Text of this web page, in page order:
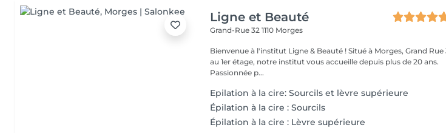
Ligne et Beauté
Grand-Rue 321110 Morges
Bienvenue à l'institut Ligne & Beauté ! Situé à Morges, Grand Rue 32
au 1er étage, notre institut vous accueille depuis plus de 20 ans.
Passionnée p...
Epilation à la cire: Sourcils et lèvre supérieure
Épilation à la cire : Sourcils
Épilation à la cire : Lèvre supérieure